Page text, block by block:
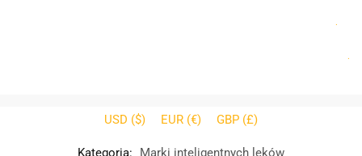
.
.
USD ($) EUR (€) GBP (£)
Kategoria:
Marki inteligentnych leków